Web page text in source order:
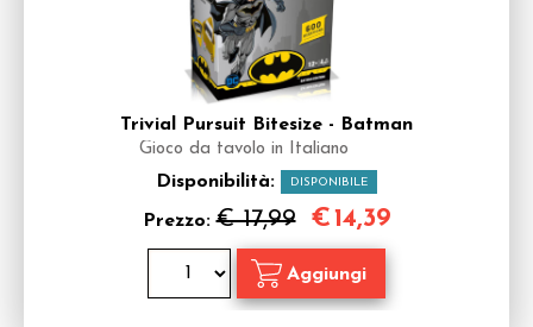
Trivial Pursuit Bitesize - Batman
Gioco da tavolo in Italiano
Disponibilità: DISPONIBILE
Prezzo:€ 17,99 €14,39